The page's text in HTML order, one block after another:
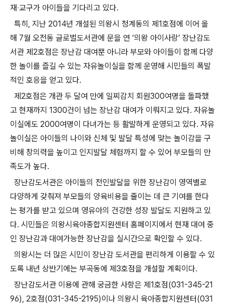
재‧교구가 아이들을 기다리고 있다.
특히, 지난 2014년 개설된 의왕시 청계동의 제1호점에 이어 올
해 7월 오전동 글로벌도서관에 문을 연 ‘의왕 아이사랑’ 장난감도
서관 제2호점은 장난감 대여뿐 아니라 부모와 아이들이 함께 다양
한 놀이를 즐길 수 있는 자유놀이실을 함께 운영해 시민들의 폭발
적인 호응을 얻고 있다.
제2호점은 개관 두 달여 만에 일찌감치 회원300여명을 돌파했
고 현재까지 1300건이 넘는 장난감 대여가 이뤄지고 있다. 자유놀
이실에도 2000여명이 다녀가는 등 활발하게 운영되고 있다. 자유
놀이실은 아이들의 나이와 신체 및 발달 특성에 맞는 놀이감을 구
비해 창의력을 높이고 인지발달 체험까지 할 수 있어 부모들의 만
족도가 높다.
장난감도서관은 아이들의 전인발달을 위한 장난감이 영역별로
다양하게 갖춰져 부모들의 양육비용을 줄이는 데 큰 기여를 한다
는 평가를 받고 있으며 영유아의 건강한 성장 발달도 지원하고 있
다. 시민들은 의왕시육아종합지원센터 홈페이지에서 현재 대여 중
인 장난감과 대여가능한 장난감을 실시간으로 확인할 수 있다.
의왕시는 더 많은 시민이 장난감 도서관을 편리하게 이용할 수 있
도록 내년 상반기에는 부곡동에 제3호점을 개설할 계획이다.
장난감도서관 이용에 관해 궁금한 사항은 제1호점(031-345-21
96), 2호점(031-345-2195)이나 의왕시 육아종합지원센터(031